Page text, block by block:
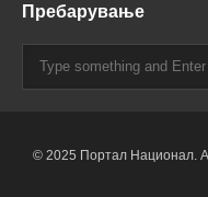
Пребарување
© 2025 Портал Национал.